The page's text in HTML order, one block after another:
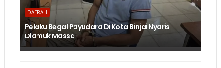
DAERAH
Pelaku Begal Payudara Di Kota Binjai Nyaris
Diamuk Massa